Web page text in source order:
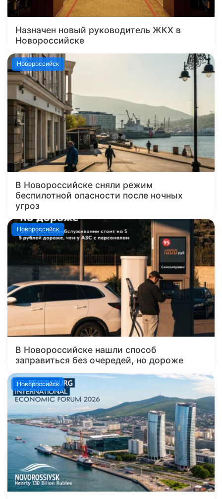
Назначен новый руководитель ЖКХ в
Новороссийске
Новороссийск
В Новороссийске сняли режим
беспилотной опасности после ночных
угроз
Новороссийск
В Новороссийске нашли способ
заправиться без очередей, но дороже
Новороссийск